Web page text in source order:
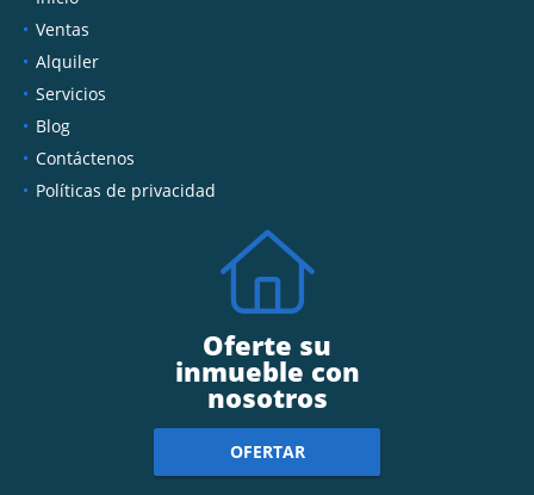
Ventas
Alquiler
Servicios
Blog
Contáctenos
Políticas de privacidad
Oferte su
inmueble con
nosotros
OFERTAR